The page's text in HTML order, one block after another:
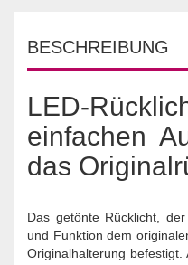
BESCHREIBUNG
LED-
einfachen
das
Das getönte Rücklicht,
und Funktion dem
Originalhalterung